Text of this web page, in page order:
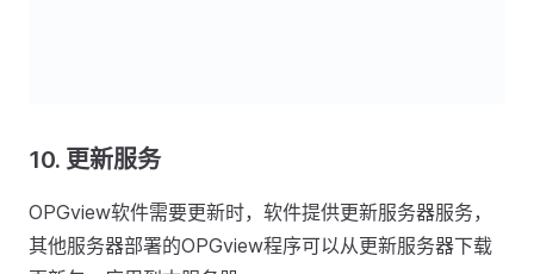
10.更新服务
OPGview软件需要更新时，软件提供更新服务器服务，
其他服务器部署的OPGview程序可以从更新服务器下载